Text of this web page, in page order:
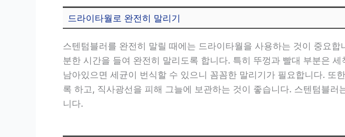
드라이타월로 완전히 말리기
스텐텀블러를 완전히 말릴 때에는 드라이타월을 사용하는 것이 중요
분한 시간을 들여 완전히 말리도록 합니다. 특히 뚜껑과 빨대 부분은
남아있으면 세균이 번식할 수 있으니 꼼꼼한 말리기가 필요합니다. 또
록 하고, 직사광선을 피해 그늘에 보관하는 것이 좋습니다. 스텐텀블
니다.